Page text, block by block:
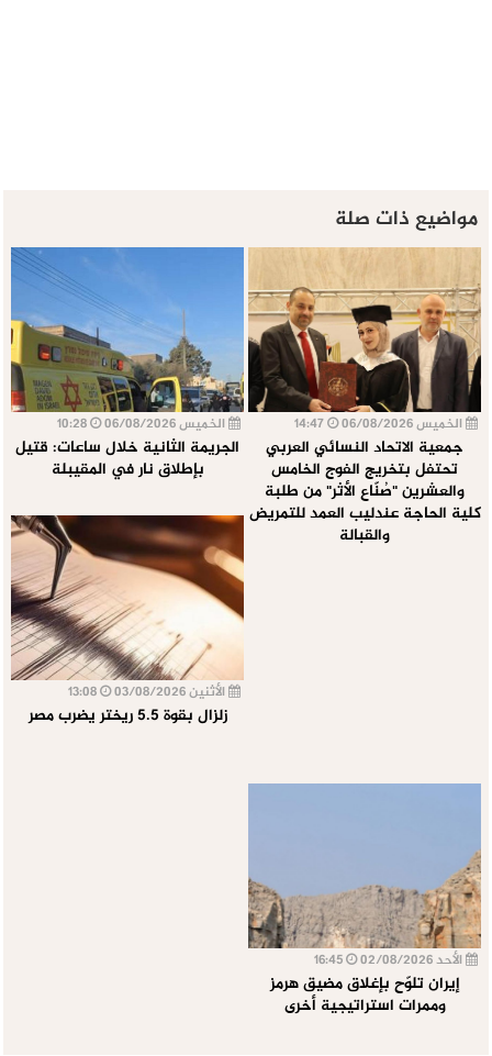
مواضيع ذات صلة
الخميس 06/08/2026
جمعية الاتحاد النسائي العربي
تحتفل بتخريج الفوج الخامس
والعشرين "صُنّاع الأثر" من طلبة
كلية الحاجة عندليب العمد للتمريض
والقبالة
الخميس 06/08/2026
الجريمة الثانية خلال ساعات: قتيل
بإطلاق نار في المقيبلة
الأثنين 03/08/2026
زلزال بقوة 5.5 ريختر يضرب مصر
الأحد 02/08/2026
إيران تلوّح بإغلاق مضيق هرمز
وممرات استراتيجية أخرى